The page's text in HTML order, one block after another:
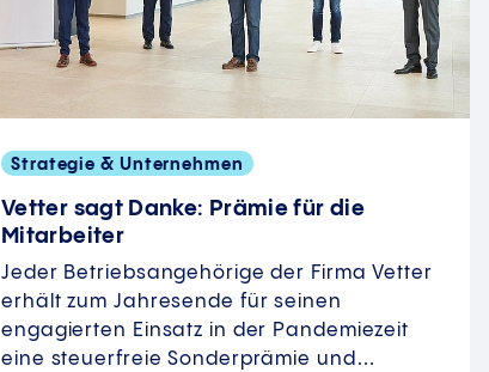
Strategie & Unternehmen
Vetter sagt Danke: Prämie für die
Mitarbeiter
Jeder Betriebsangehörige der Firma Vetter
erhält zum Jahresende für seinen
engagierten Einsatz in der Pandemiezeit
eine steuerfreie Sonderprämie und…